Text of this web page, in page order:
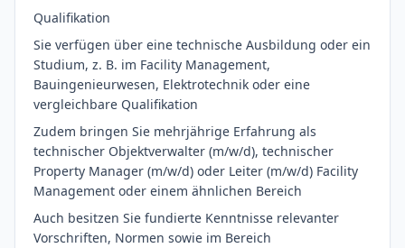
Qualifikation
Sie verfügen über eine technische Ausbildung oder ein
Studium, z. B. im Facility Management,
Bauingenieurwesen, Elektrotechnik oder eine
vergleichbare Qualifikation
Zudem bringen Sie mehrjährige Erfahrung als
technischer Objektverwalter (m/w/d), technischer
Property Manager (m/w/d) oder Leiter (m/w/d) Facility
Management oder einem ähnlichen Bereich
Auch besitzen Sie fundierte Kenntnisse relevanter
Vorschriften, Normen sowie im Bereich